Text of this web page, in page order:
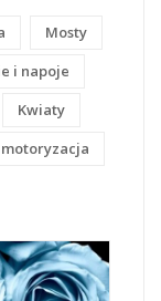
Mosty
i napoje
Kwiaty